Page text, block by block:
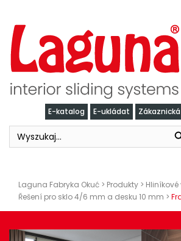
content
E-katalog E-ukládat
Search
for:
Laguna Fabryka Okuć > Produkty >
Řešení pro sklo 4/6 mm a desku 10 mm >